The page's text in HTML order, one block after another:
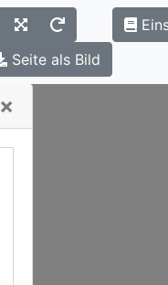
×
Seite als Bild